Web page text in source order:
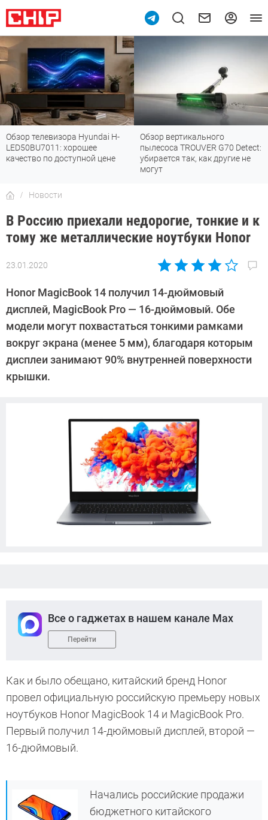
Обзор телевизора Hyundai H-
LED50BU7011: хорошее
качество по доступной цене
Обзор вертикального
пылесоса TROUVER G70 Detect:
убирается так, как другие не
могут
Новости
В Россию приехали недорогие, тонкие и к
тому же металлические ноутбуки Honor
23.01.2020
Автор:
Кошик
Honor MagicBook 14 получил 14-дюймовый
дисплей, MagicBook Pro — 16-дюймовый. Обе
модели могут похвастаться тонкими рамками
вокруг экрана (менее 5 мм), благодаря которым
дисплеи занимают 90% внутренней поверхности
крышки.
Все о гаджетах в нашем канале Max
Перейти
Как и было обещано, китайский бренд Honor
провел официальную российскую премьеру новых
ноутбуков Honor MagicBook 14 и MagicBook Pro.
Первый получил 14-дюймовый дисплей, второй —
16-дюймовый.
Начались российские продажи
бюджетного китайского